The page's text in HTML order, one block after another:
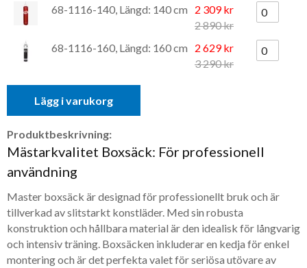
68-1116-140, Längd: 140 cm
2 309 kr
2 890 kr
68-1116-160, Längd: 160 cm
2 629 kr
3 290 kr
Lägg i varukorg
Produktbeskrivning:
Mästarkvalitet Boxsäck: För professionell
användning
Master boxsäck är designad för professionellt bruk och är
tillverkad av slitstarkt konstläder. Med sin robusta
konstruktion och hållbara material är den idealisk för långvarig
och intensiv träning. Boxsäcken inkluderar en kedja för enkel
montering och är det perfekta valet för seriösa utövare av